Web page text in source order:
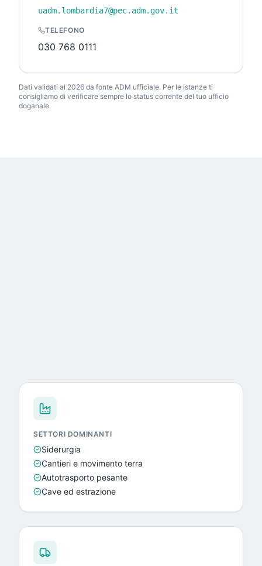
uadm.lombardia7@pec.adm.gov.it
TELEFONO
030 768 0111
Dati validati al 2026 da fonte ADM ufficiale. Per le istanze ti
consigliamo di verificare sempre lo status corrente del tuo ufficio
doganale.
SETTORI DOMINANTI
Siderurgia
Cantieri e movimento terra
Autotrasporto pesante
Cave ed estrazione